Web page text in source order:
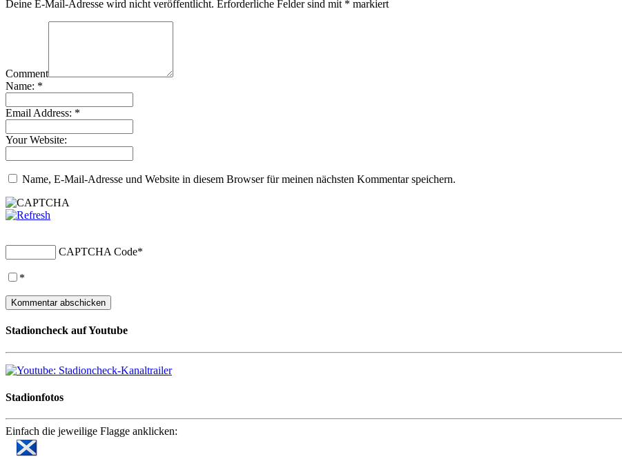
Deine E-Mail-Adresse wird nicht veröffentlicht. Erforderliche Felder sind mit * markiert
Comment
Name: *
Email Address: *
Your Website:
Name, E-Mail-Adresse und Website in diesem Browser für meinen nächsten Kommentar speichern.
CAPTCHA Code*
*
Stadioncheck auf Youtube
Stadionfotos
Einfach die jeweilige Flagge anklicken: